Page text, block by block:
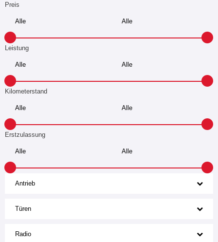
Preis
Leistung
Kilometerstand
Erstzulassung
Antrieb
Türen
Radio